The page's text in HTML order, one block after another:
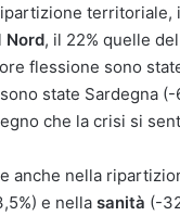
territoriale,
Nord, il 22% quelle del
flessione sono
state Sardegna (-
che la crisi si
anche nella
e nella sanità (-